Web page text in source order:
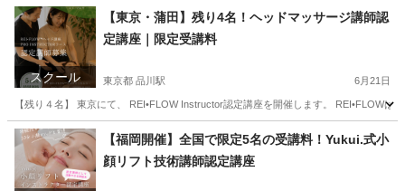
スクール
【東京・蒲田】残り4名！ヘッドマッサージ講師認
定講座｜限定受講料
東京都 品川駅 6月21日
【残り４名】 東京にて、 REI•FLOW Instructor認定講座を開催します。 REI•FLOW
東京 江東区 品川駅 美容健康 講座
【福岡開催】全国で限定5名の受講料！Yukui.式小
顔リフト技術講師認定講座